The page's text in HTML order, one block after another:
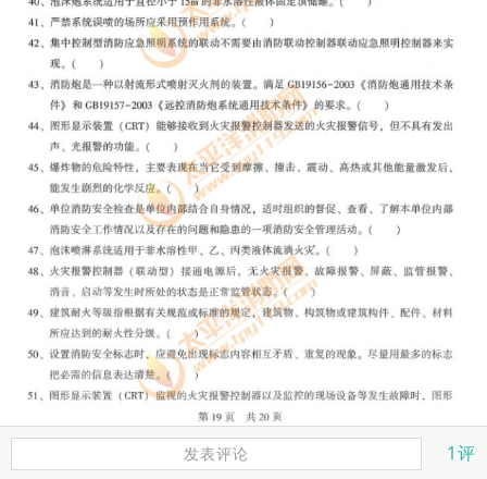
答案：32-√，33-√，34-√，35-√，36-√，37-×，38-
发表评论 1评